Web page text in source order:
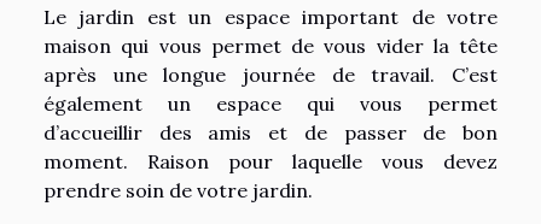
Le jardin est un espace important de votre
maison qui vous permet de vous vider la tête
après une longue journée de travail. C’est
également un espace qui vous permet
d’accueillir des amis et de passer de bon
moment. Raison pour laquelle vous devez
prendre soin de votre jardin.